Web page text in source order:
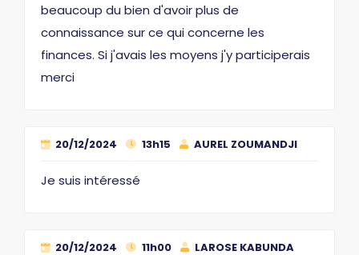
beaucoup du bien d'avoir plus de
connaissance sur ce qui concerne les
finances. Si j'avais les moyens j'y participerais
merci
20/12/2024 13h15 AUREL ZOUMANDJI
Je suis intéressé
20/12/2024 11h00 LAROSE KABUNDA